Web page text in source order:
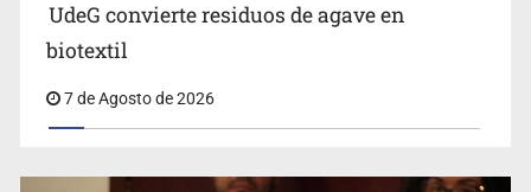
UdeG convierte residuos de agave en
biotextil
7 de Agosto de 2026